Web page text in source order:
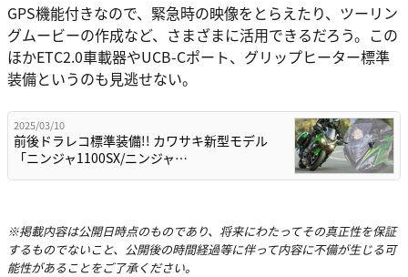
GPS機能付きなので、緊急時の映像をとらえたり、ツーリン
グムービーの作成など、さまざまに活用できるだろう。この
ほかETC2.0車載器やUCB-Cポート、グリップヒーター標準
装備というのも見逃せない。
2025/03/10
前後ドラレコ標準装備!! カワサキ新型モデル
「ニンジャ1100SX/ニンジャ…
※掲載内容は公開日時点のものであり、将来にわたってその真正性を保証
するものでないこと、公開後の時間経過等に伴って内容に不備が生じる可
能性があることをご了承ください。